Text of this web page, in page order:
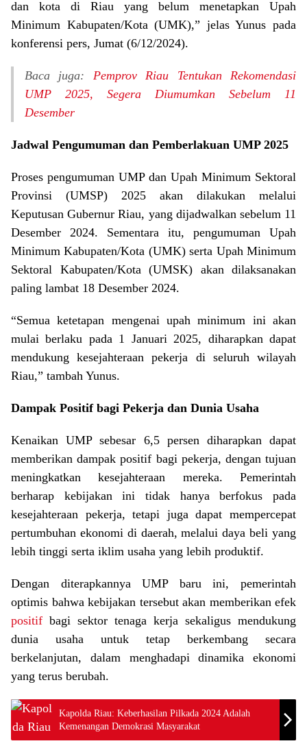
dan kota di Riau yang belum menetapkan Upah
Minimum Kabupaten/Kota (UMK),” jelas Yunus pada
konferensi pers, Jumat (6/12/2024).
Baca juga: Pemprov Riau Tentukan Rekomendasi
UMP 2025, Segera Diumumkan Sebelum 11
Desember
Jadwal Pengumuman dan Pemberlakuan UMP 2025
Proses pengumuman UMP dan Upah Minimum Sektoral
Provinsi (UMSP) 2025 akan dilakukan melalui
Keputusan Gubernur Riau, yang dijadwalkan sebelum 11
Desember 2024. Sementara itu, pengumuman Upah
Minimum Kabupaten/Kota (UMK) serta Upah Minimum
Sektoral Kabupaten/Kota (UMSK) akan dilaksanakan
paling lambat 18 Desember 2024.
“Semua ketetapan mengenai upah minimum ini akan
mulai berlaku pada 1 Januari 2025, diharapkan dapat
mendukung kesejahteraan pekerja di seluruh wilayah
Riau,” tambah Yunus.
Dampak Positif bagi Pekerja dan Dunia Usaha
Kenaikan UMP sebesar 6,5 persen diharapkan dapat
memberikan dampak positif bagi pekerja, dengan tujuan
meningkatkan kesejahteraan mereka. Pemerintah
berharap kebijakan ini tidak hanya berfokus pada
kesejahteraan pekerja, tetapi juga dapat mempercepat
pertumbuhan ekonomi di daerah, melalui daya beli yang
lebih tinggi serta iklim usaha yang lebih produktif.
Dengan diterapkannya UMP baru ini, pemerintah
optimis bahwa kebijakan tersebut akan memberikan efek
positif bagi sektor tenaga kerja sekaligus mendukung
dunia usaha untuk tetap berkembang secara
berkelanjutan, dalam menghadapi dinamika ekonomi
yang terus berubah.
Kapolda Riau: Keberhasilan Pilkada 2024 Adalah
Kemenangan Demokrasi Masyarakat